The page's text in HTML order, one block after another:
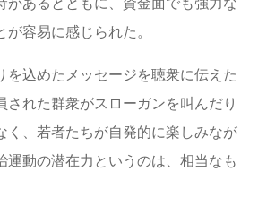
容易に感じられた。
を込めたメッセージを聴衆に伝えた
された群衆がスローガンを叫んだり
く、若者たちが自発的に楽しみなが
運動の潜在力というのは、相当なも